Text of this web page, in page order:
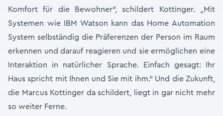
Komfort für die Bewohner“, schildert Kottinger. „Mit
Systemen wie IBM Watson kann das Home Automation
System selbständig die Präferenzen der Person im Raum
erkennen und darauf reagieren und sie ermöglichen eine
Interaktion in natürlicher Sprache. Einfach gesagt: Ihr
Haus spricht mit Ihnen und Sie mit ihm.“ Und die Zukunft,
die Marcus Kottinger da schildert, liegt in gar nicht mehr
so weiter Ferne.